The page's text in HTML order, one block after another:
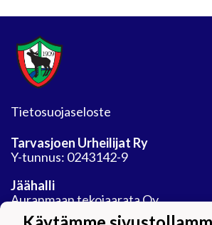
Tietosuojaseloste
Tarvasjoen Urheilijat Ry
Y-tunnus: 0243142-9
Jäähalli
Auranmaan tekojaarata Oy
Areenatie 30